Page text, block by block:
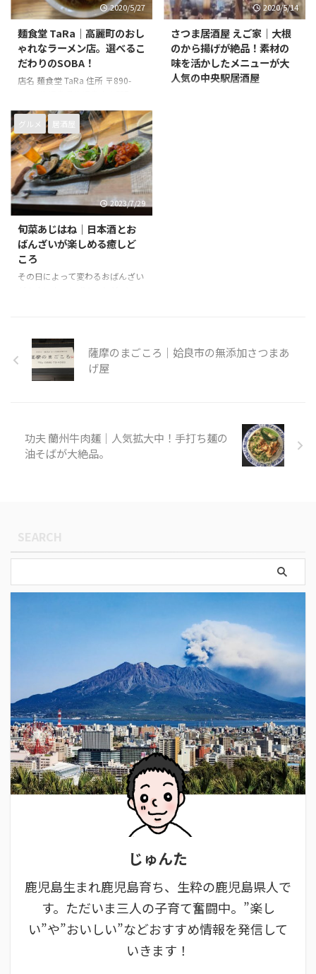
2020/5/27
麺食堂 TaRa｜高麗町のおし
ゃれなラーメン店。選べるこ
だわりのSOBA！
店名 麺食堂 TaRa 住所 〒890-
１−８ 電話番号 無し 営業時間 火
~土曜日 11時30分～14時30
分、18時00分～20時00分 日曜
日 11時30分～14時30分 店休日
月曜日
2020/5/14
さつま居酒屋 えご家｜大根
のから揚げが絶品！素材の
味を活かしたメニューが大
人気の中央駅居酒屋
グルメ 居酒屋
2023/7/29
旬菜あじはね｜日本酒とお
ばんざいが楽しめる癒しど
ころ
その日によって変わるおばんざい
0053 鹿児島県鹿児島市中央町
25‐13カナン中央町A館1階 電話
番号 050-5487-4726 営業時間
薩摩のまごころ｜姶良市の無添加さつまあ
げ屋
功夫 蘭州牛肉麺｜人気拡大中！手打ち麺の
油そばが大絶品。
じゅんた
鹿児島生まれ鹿児島育ち、生粋の鹿児島県人で
す。ただいま三人の子育て奮闘中。”楽し
い”や”おいしい”などおすすめ情報を発信して
いきます！